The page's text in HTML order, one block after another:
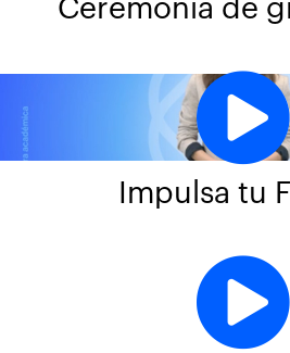
Ceremonia de
Impulsa tu